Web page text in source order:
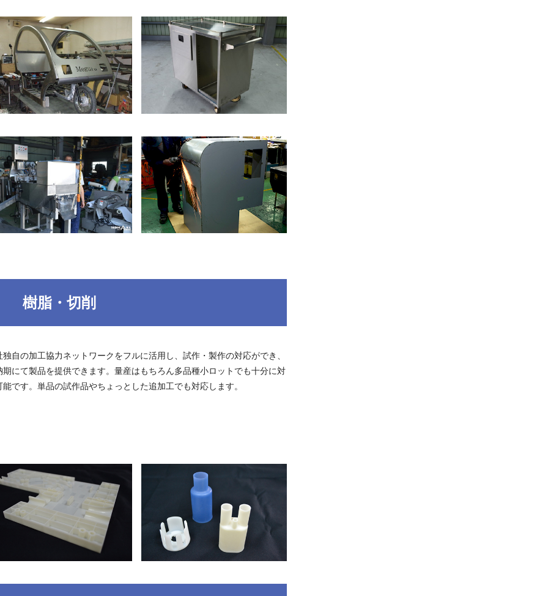
樹脂・切削
独自の加工協力ネットワークをフルに活用し、試作・製作の対応ができ、
期にて製品を提供できます。量産はもちろん多品種小ロットでも十分に対
能です。単品の試作品やちょっとした追加工でも対応します。